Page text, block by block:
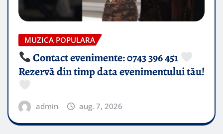
MUZICA POPULARA
Contact evenimente: 0743 396 451
Rezervă din timp data evenimentului tău!
admin aug. 7, 2026